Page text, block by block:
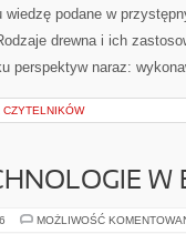
podane w
drewna i ich
perspektyw naraz:
W
MOŻLIWOŚĆ